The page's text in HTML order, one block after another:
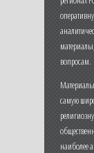
вопросам.
самую
наиболее